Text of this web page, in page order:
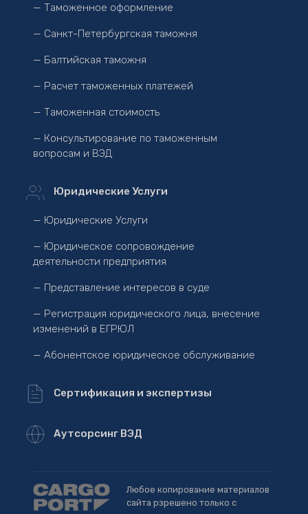
— Таможенное оформление
— Санкт-Петербургская таможня
— Балтийская таможня
— Расчет таможенных платежей
— Таможенная стоимость
— Консультирование по таможенным
вопросам и ВЭД
Юридические Услуги
— Юридические Услуги
— Юридическое сопровождение
деятельности предприятия
— Представление интересов в суде
— Регистрация юридического лица, внесение
изменений в ЕГРЮЛ
— Абонентское юридическое обслуживание
Сертификация и экспертизы
Аутсорсинг ВЭД
Любое копирование материалов
сайта рзрешено только с